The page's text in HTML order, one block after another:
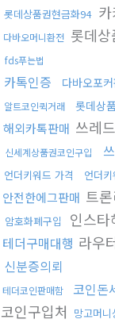
롯데상품권현금화94
다바오머니환전 롯데
fds푸는법
카톡인증 다바오포
알트코인퀵거래 롯데상
해외카톡판매 쓰레
신세계상품권코인구입
언더키워드 가격
언더
안전한에그판매 트
암호화폐구입 인스타
테더구매대행 라우
신분증의뢰
테더코인판매함 코인돈
코인구입처 망고머니